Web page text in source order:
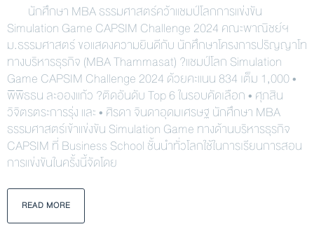
นักศึกษา MBA ธรรมศาสตร์คว้าแชมป์โลกการแข่งขัน
Simulation Game CAPSIM Challenge 2024 คณะพาณิชย์ฯ
ม.ธรรมศาสตร์ ขอแสดงความยินดีกับ นักศึกษาโครงการปริญญาโท
ทางบริหารธุรกิจ (MBA Thammasat) ?แชมป์โลก Simulation
Game CAPSIM Challenge 2024 ด้วยคะแนน 834 เต็ม 1,000 •
พิพิธธน ละอองแก้ว ?ติดอันดับ Top 6 ในรอบคัดเลือก • ศุภสิน
วิจิตรตระการรุ่ง และ • ศิรดา จินดาอุดมเศรษฐ นักศึกษา MBA
ธรรมศาสตร์เข้าแข่งขัน Simulation Game ทางด้านบริหารธุรกิจ
CAPSIM ที่ Business School ชั้นนำทั่วโลกใช้ในการเรียนการสอน
การแข่งขันในครั้งนี้จัดโดย
READ MORE